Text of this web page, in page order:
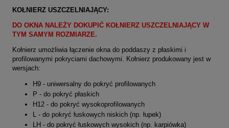
KOŁNIERZ USZCZELNIAJĄCY:
DO OKNA NALEŻY DOKUPIĆ KOŁNIERZ USZCZELNIAJĄCY W
TYM SAMYM ROZMIARZE.
Kołnierz umożliwia łączenie okna do poddaszy z płaskimi i
profilowanymi pokryciami dachowymi. Kołnierz produkowany jest w
wersjach:
H9 - uniwersalny do pokryć profilowanych
P - do pokryć płaskich
H12 - do pokryć wysokoprofilowanych
L - do pokryć łuskowych niskich (np. łupek)
LH - do pokryć łuskowych wysokich (np. karpiówka)